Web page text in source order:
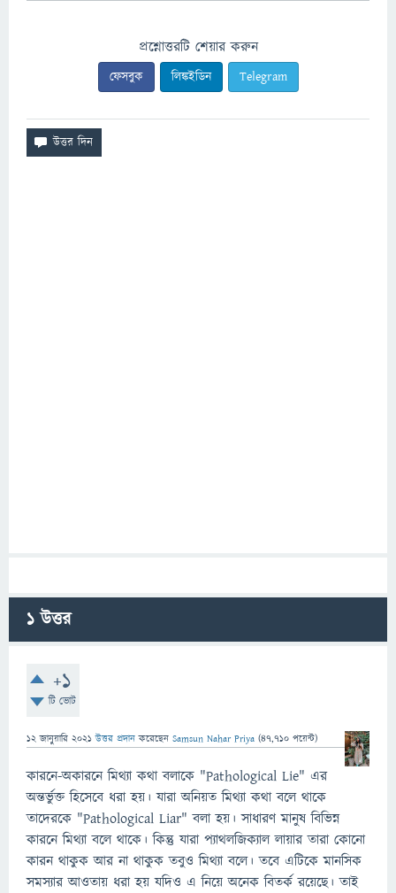
প্রশ্নোত্তরটি শেয়ার করুন
ফেসবুক লিঙ্কইডিন Telegram
1উত্তর
+1
টি ভোট
12 জানুয়ারি 2021 উত্তর প্রদান করেছেন Samsun Nahar Priya (47,710 পয়েন্ট)
কারনে-অকারনে মিথ্যা কথা বলাকে "Pathological Lie" এর
অন্তর্ভুক্ত হিসেবে ধরা হয়। যারা অনিয়ত মিথ্যা কথা বলে থাকে
তাদেরকে "Pathological Liar" বলা হয়। সাধারণ মানুষ বিভিন্ন
কারনে মিথ্যা বলে থাকে। কিন্তু যারা প্যাথলজিক্যাল লায়ার তারা কোনো
কারন থাকুক আর না থাকুক তবুও মিথ্যা বলে। তবে এটিকে মানসিক
সমস্যার আওতায় ধরা হয় যদিও এ নিয়ে অনেক বিতর্ক রয়েছে। তাই